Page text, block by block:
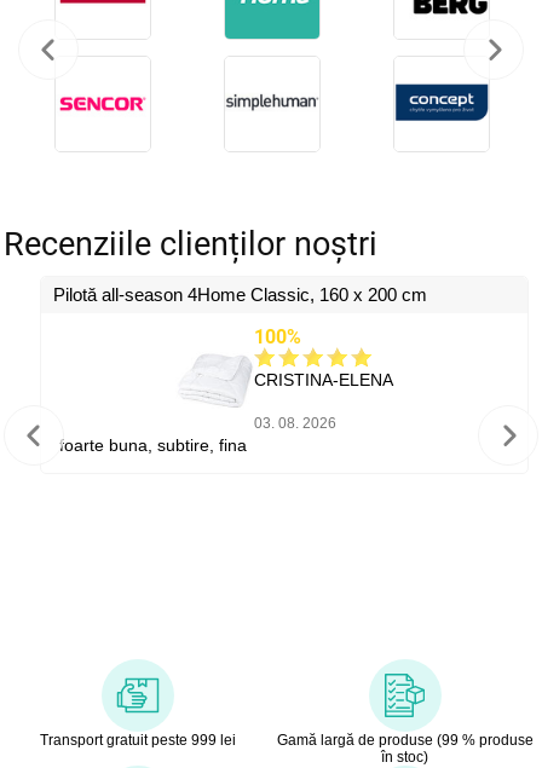
Recenziile clienților noștri
Pilotă all-season 4Home Classic, 160 x 200 cm
100%
CRISTINA-ELENA
03. 08. 2026
foarte buna, subtire, fina
Transport gratuit peste 999 lei
Gamă largă de produse (99 % produse
în stoc)